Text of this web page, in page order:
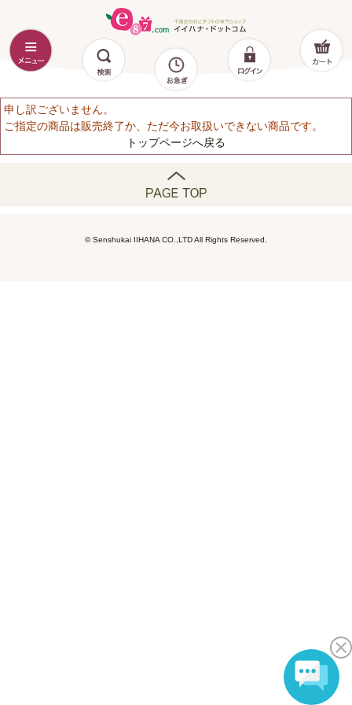
申し訳ございません。
ご指定の商品は販売終了か、ただ今お取扱いできない商品です。
トップページへ戻る
© Senshukai IIHANA CO.,LTD All Rights Reserved.